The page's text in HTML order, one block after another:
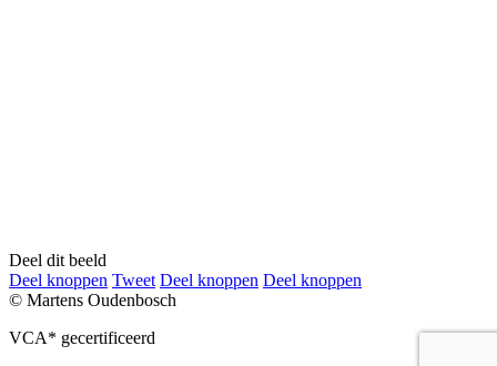
Deel dit beeld
Deel knoppen Deel
knoppen
TweetDeel
knoppen
Deel knoppen Deel
Deel knoppen
© Martens Oudenbosch
VCA* gecertificeerd